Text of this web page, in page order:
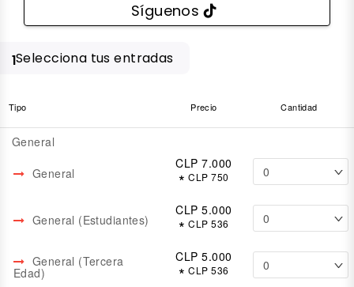
Síguenos
Selecciona tus entradas
1
Tipo Precio Cantidad
General
General
CLP 7.000
* CLP 750
General (Estudiantes)
CLP 5.000
* CLP 536
General (Tercera
Edad)
CLP 5.000
* CLP 536